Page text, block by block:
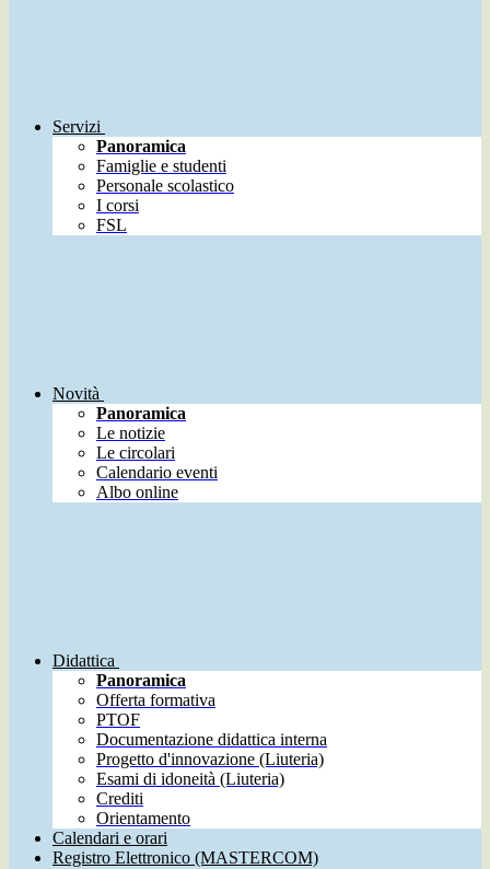
Servizi
Panoramica
Famiglie e studenti
Personale scolastico
I corsi
FSL
Novità
Panoramica
Le notizie
Le circolari
Calendario eventi
Albo online
Didattica
Panoramica
Offerta formativa
PTOF
Documentazione didattica interna
Progetto d'innovazione (Liuteria)
Esami di idoneità (Liuteria)
Crediti
Orientamento
Calendari e orari
Registro Elettronico (MASTERCOM)